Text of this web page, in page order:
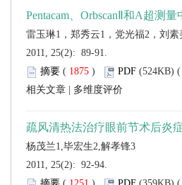
2011, 25(2): 89-91.
(
)
2011, 25(2): 92-94.